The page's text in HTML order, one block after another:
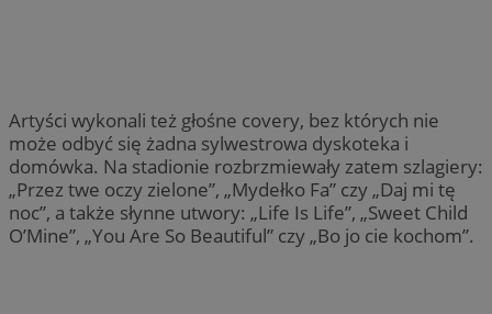
Artyści wykonali też głośne covery, bez których nie
może odbyć się żadna sylwestrowa dyskoteka i
domówka. Na stadionie rozbrzmiewały zatem szlagiery:
„Przez twe oczy zielone”, „Mydełko Fa” czy „Daj mi tę
noc”, a także słynne utwory: „Life Is Life”, „Sweet Child
O’Mine”, „You Are So Beautiful” czy „Bo jo cie kochom”.